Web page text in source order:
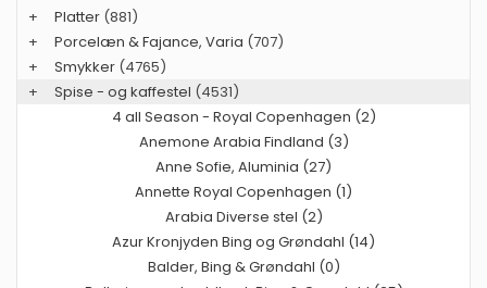
+
Platter (881)
+
Porcelæn & Fajance, Varia (707)
+
Smykker (4765)
+
Spise - og kaffestel (4531)
4 all Season - Royal Copenhagen (2)
Anemone Arabia Findland (3)
Anne Sofie, Aluminia (27)
Annette Royal Copenhagen (1)
Arabia Diverse stel (2)
Azur Kronjyden Bing og Grøndahl (14)
Balder, Bing & Grøndahl (0)